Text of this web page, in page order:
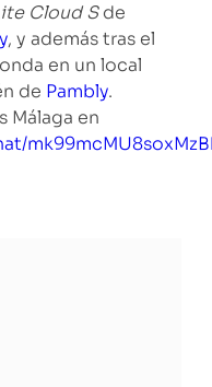
Cloud Sde
, y además tras el
en un local
de Pambly.
Málaga en